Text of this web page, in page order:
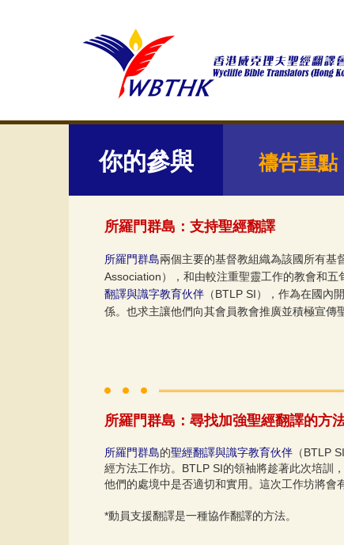
你的參與 禱告重點
所羅門群島：支持聖經翻譯
所羅門群島兩個主要的基督教組織為該國所有基
Association），和由較注重聖靈工作的教會和五
翻譯與識字教育伙伴 （BTLP SI），作為在國內
係。也求主讓他們向其會員教會推廣並積極宣傳
所羅門群島：尋找加強聖經翻譯的方
所羅門群島的聖經翻譯與識字教育伙伴 （BTLP
經方法工作坊。BTLP SI的領袖將趁著此次培訓
他們的處境中是否適切和實用。這次工作坊將會
*動員支援翻譯是一種協作翻譯的方法。